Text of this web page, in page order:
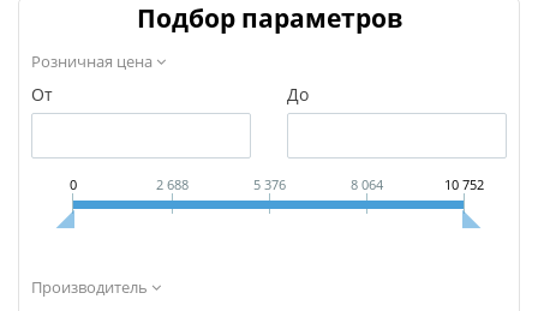
Подбор параметров
Розничная цена
От До
0 2 688 5 376 8 064 10 752
Производитель